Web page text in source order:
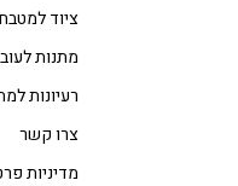
ציוד
מתנות
רעיונות
צרו קשר
מדיניות